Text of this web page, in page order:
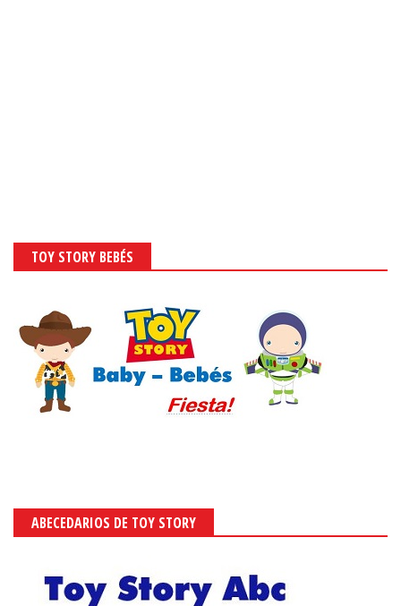
TOY STORY BEBÉS
ABECEDARIOS DE TOY STORY